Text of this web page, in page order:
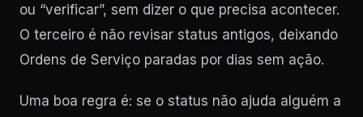
ou “verificar”, sem dizer o que precisa acontecer.
O terceiro é não revisar status antigos, deixando
Ordens de Serviço paradas por dias sem ação.
Uma boa regra é: se o status não ajuda alguém a